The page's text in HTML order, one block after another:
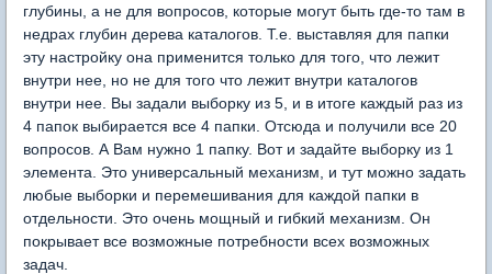
глубины, а не для вопросов, которые могут быть где-то там в
недрах глубин дерева каталогов. Т.е. выставляя для папки
эту настройку она применится только для того, что лежит
внутри нее, но не для того что лежит внутри каталогов
внутри нее. Вы задали выборку из 5, и в итоге каждый раз из
4 папок выбирается все 4 папки. Отсюда и получили все 20
вопросов. А Вам нужно 1 папку. Вот и задайте выборку из 1
элемента. Это универсальный механизм, и тут можно задать
любые выборки и перемешивания для каждой папки в
отдельности. Это очень мощный и гибкий механизм. Он
покрывает все возможные потребности всех возможных
задач.